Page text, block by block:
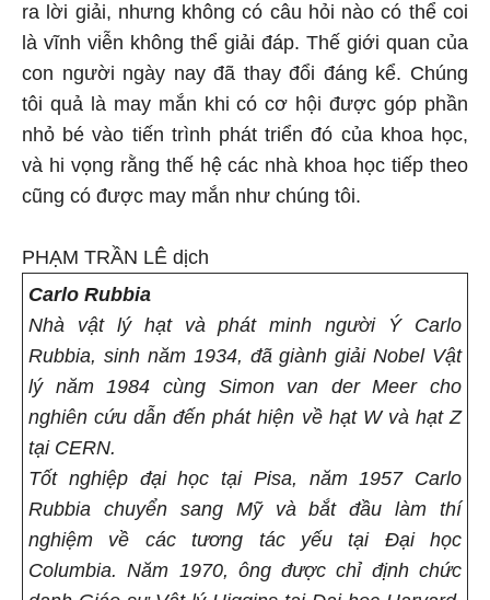
ra lời giải, nhưng không có câu hỏi nào có thể coi
là vĩnh viễn không thể giải đáp. Thế giới quan của
con người ngày nay đã thay đổi đáng kể. Chúng
tôi quả là may mắn khi có cơ hội được góp phần
nhỏ bé vào tiến trình phát triển đó của khoa học,
và hi vọng rằng thế hệ các nhà khoa học tiếp theo
cũng có được may mắn như chúng tôi.
PHẠM TRẦN LÊ dịch
Carlo Rubbia
Nhà vật lý hạt và phát minh người Ý Carlo
Rubbia, sinh năm 1934, đã giành giải Nobel Vật
lý năm 1984 cùng Simon van der Meer cho
nghiên cứu dẫn đến phát hiện về hạt W và hạt Z
tại CERN.
Tốt nghiệp đại học tại Pisa, năm 1957 Carlo
Rubbia chuyển sang Mỹ và bắt đầu làm thí
nghiệm về các tương tác yếu tại Đại học
Columbia. Năm 1970, ông được chỉ định chức